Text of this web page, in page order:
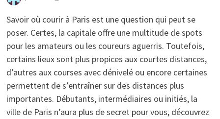
Savoir où courir à Paris est une question qui peut se
poser. Certes, la capitale offre une multitude de spots
pour les amateurs ou les coureurs aguerris. Toutefois,
certains lieux sont plus propices aux courtes distances,
d’autres aux courses avec dénivelé ou encore certaines
permettent de s’entraîner sur des distances plus
importantes. Débutants, intermédiaires ou initiés, la
ville de Paris n’aura plus de secret pour vous, découvrez